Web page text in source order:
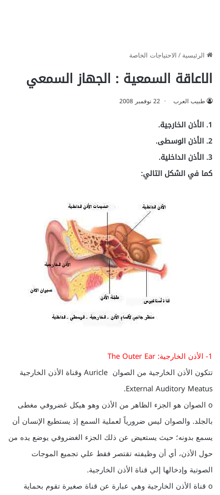
الرئيسية/الاحتياجات الخاصة
الاعاقة السمعية : الجهاز السمعي
طبيب العرب 22 نوفمبر 2008
1. الأذن الخارجية.
2. الأذن الوسطى.
3. الأذن الداخلية.
كما في الشكل التالي:
1- الأذن الخارجية: The Outer Ear
تتكون الأذن الخارجية من الصوان Auricle وقناة الأذن الخارجية
External Auditory Meatus.
o الصوان هو الجزء الظاهر من الأذن وهو هيكل غضروفي مغطى
بالجلد. والصوان ليس ضرورياً لعملية السمع إذ يستطيع الإنسان أن
يسمع بدونه؛ حيث يستعيض عن ذلك الجزء الغضروفي يوضع يده من
حول الأذن، أي أن وظيفته تقتصر فقط علي تجميع الموجات
الصوتية وإدخالها إلي قناة الأذن الخارجية.
o قناة الأذن الخارجية وهي عبارة عن قناة صغيرة تقوم بحماية